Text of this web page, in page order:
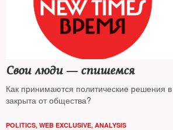
Свои люди — спишемся
Как принимаются политические решения в
закрыта от общества?
POLITICS, WEB EXCLUSIVE, ANALYSIS